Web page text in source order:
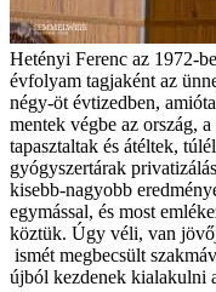
Hetényi Ferenc az 1972-
évfolyam tagjaként az
négy-öt évtizedben,
mentek végbe az ország,
tapasztaltak és átéltek,
gyógyszertárak
kisebb-nagyobb
egymással, és most
köztük. Úgy véli, van
ismét megbecsült
újból kezdenek kialakulni